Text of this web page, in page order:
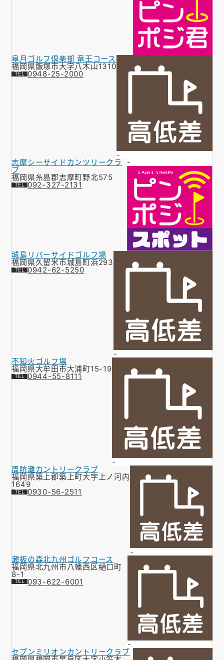
皐月ゴルフ倶楽部 竜王コース
福岡県飯塚市大字八木山1310
0948-25-2000
-
志摩シーサイドカンツリークラ
ブ
福岡県糸島郡志摩町野北575
092-327-2131
-
城島リバーサイドゴルフ場
福岡県久留米市城島町浜293
0942-62-5250
-
不知火ゴルフ場
福岡県大牟田市大浦町15-19
0944-55-8111
-
周防灘カントリークラブ
福岡県築上郡築上町大字上ノ河内
1649
0930-56-2511
-
瀬板の森北九州ゴルフコース
福岡県北九州市八幡西区樋口町
8-1
093-622-6001
-
セブンミリオンカントリークラブ